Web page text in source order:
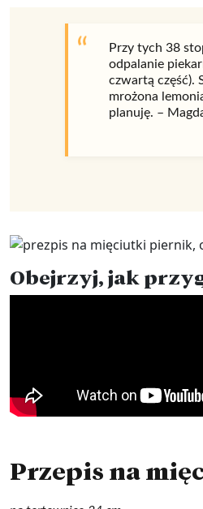
Przy tych 38
odpalanie
czwartą część).
mrożona
planuję. –
Obejrzyj, jak
Przepis na